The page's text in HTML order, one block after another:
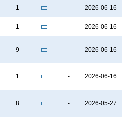
1 - 2026-06-16
1 - 2026-06-16
9 - 2026-06-16
1 - 2026-06-16
8 - 2026-05-27